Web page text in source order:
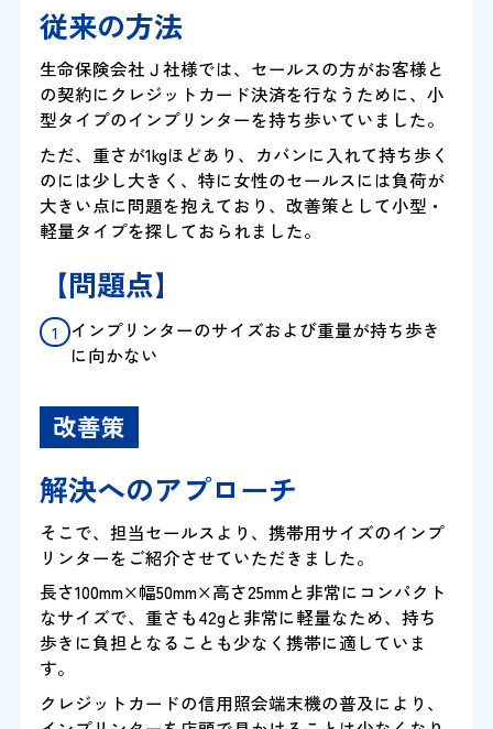
従来の方法
生命保険会社Ｊ社様では、セールスの方がお客様と
の契約にクレジットカード決済を行なうために、小
型タイプのインプリンターを持ち歩いていました。
ただ、重さが1kgほどあり、カバンに入れて持ち歩く
のには少し大きく、特に女性のセールスには負荷が
大きい点に問題を抱えており、改善策として小型・
軽量タイプを探しておられました。
【問題点】
インプリンターのサイズおよび重量が持ち歩き
に向かない
改善策
解決へのアプローチ
そこで、担当セールスより、携帯用サイズのインプ
リンターをご紹介させていただきました。
長さ100mm×幅50mm×高さ25mmと非常にコンパクト
なサイズで、重さも42gと非常に軽量なため、持ち
歩きに負担となることも少なく携帯に適していま
す。
クレジットカードの信用照会端末機の普及により、